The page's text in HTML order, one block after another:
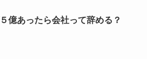
億あったら会社って辞める？